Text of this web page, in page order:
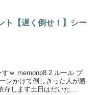
ト【遅く倒せ！】シー
ール プ
依存します土日はだいた...